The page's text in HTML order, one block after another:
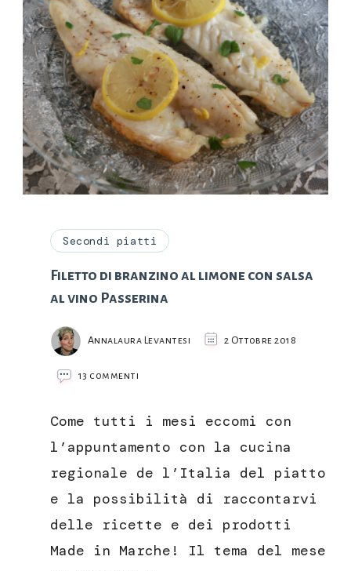
Secondi piatti
Filetto di branzino al limone con salsa
al vino Passerina
Annalaura Levantesi 2 Ottobre 2018
13 commenti
branzino
con
al
vino
Come tutti i mesi eccomi con
l’appuntamento con la cucina
regionale de l’Italia del piatto
e la possibilità di raccontarvi
delle ricette e dei prodotti
Made in Marche! Il tema del mese